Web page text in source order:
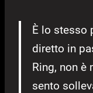
È lo stesso
diretto in
Ring, non è
sento